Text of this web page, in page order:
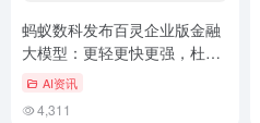
蚂蚁数科发布百灵企业版金融
大模型：更轻更快更强，杜绝
无效Token消耗
AI资讯
4,311